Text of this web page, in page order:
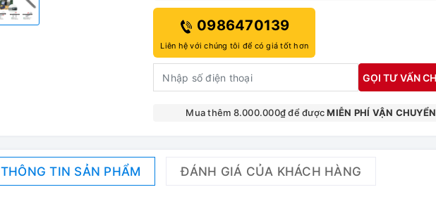
0986470139
Liên hệ với chúng tôi để có giá tốt hơn
GỌI TƯ VẤN
Mua thêm 8.000.000₫ để đượcMIỄN PHÍ VẬN CHUYỂN
THÔNG TIN SẢN PHẨM ĐÁNH GIÁ CỦA KHÁCH HÀNG